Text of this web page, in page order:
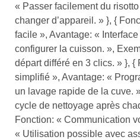
« Passer facilement du
changer d’appareil. » }, {
facile », Avantage: «
configurer la cuisson. »,
départ différé en 3 clics. » }, {
simplifié », Avantage: «
un lavage rapide de la cuve.
cycle de nettoyage après
Fonction: « Communication
« Utilisation possible avec